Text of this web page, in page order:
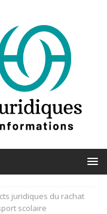
juridiques du rachat
scolaire